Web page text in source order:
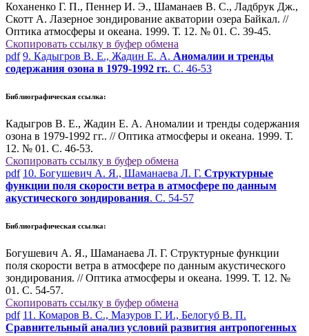
Коханенко Г. П., Пеннер И. Э., Шаманаев В. С., Ладбрук Дж.,
Скотт А. Лазерное зондирование акватории озера Байкал. //
Оптика атмосферы и океана. 1999. Т. 12. № 01. С. 39-45.
Скопировать ссылку в буфер обмена
pdf 9. Кадыгров В. Е., Жадин Е. А. Аномалии и тренды
содержания озона в 1979-1992 гг.. С. 46-53
Библиографическая ссылка:
Кадыгров В. Е., Жадин Е. А. Аномалии и тренды содержания
озона в 1979-1992 гг.. // Оптика атмосферы и океана. 1999. Т.
12. № 01. С. 46-53.
Скопировать ссылку в буфер обмена
pdf 10. Богушевич А. Я., Шаманаева Л. Г. Структурные
функции поля скорости ветра в атмосфере по данным
акустического зондирования. С. 54-57
Библиографическая ссылка:
Богушевич А. Я., Шаманаева Л. Г. Структурные функции
поля скорости ветра в атмосфере по данным акустического
зондирования. // Оптика атмосферы и океана. 1999. Т. 12. №
01. С. 54-57.
Скопировать ссылку в буфер обмена
pdf 11. Комаров В. С., Мазуров Г. И., Белогуб В. П.
Сравнительный анализ условий развития антропогенных